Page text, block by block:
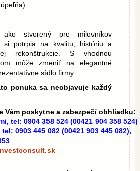
stvorený pre milovníkov
si potrpia na kvalitu, históriu a
rekonštrukcie. S vhodnou
môže zmeniť na elegantné
sídlo firmy.
ponuka sa neobjavuje každý
Vám poskytne a zabezpečí obhliadku:
tel: 0904 358 524 (00421 904 358 524)
0903 445 082 (00421 903 445 082),